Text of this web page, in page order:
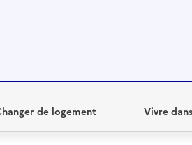
de logement Vivre